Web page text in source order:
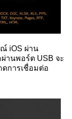
iOS ผ่าน
านพอร์ต USB จะ
การเชื่อมต่อ